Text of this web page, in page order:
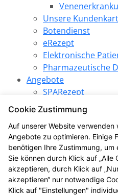
Unsere
Botendienst
eRezept
Elektronische
Pharmazeutische
Angebote
SPARezept
Produkt des Monats
LINDA Gewinnspiel
LINDA Aktion
LINDA Eigenmarke
LINDA Coupons
LINDANI Coupons
LINDA Medien
Cookie Zustimmung
Auf unserer Website verwenden
Angebote zu optimieren. Einige
benötigen Ihre Zustimmung,
Sie können durch Klick auf „Alle
akzeptieren, durch Klick auf
akzeptieren“ nur notwendige
Klick auf "Einstellungen"